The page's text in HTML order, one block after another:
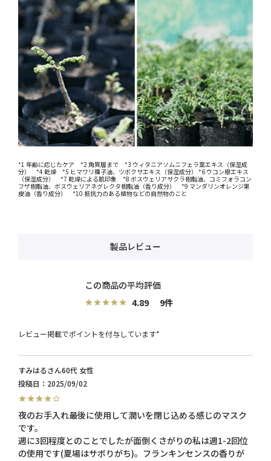
*1 年齢に応じたケア *2 角質層まで *3 ウィタニアソムニフェラ葉エキス（保湿成
分） *4 乾燥 *5 ヒマワリ種子油、ツボクサエキス（保湿成分） *6 ウコン根エキス
（保湿成分） *7 乾燥による肌印象 *8 ボスウェリアサクラ樹脂油、コミフォラコン
フザ樹脂油、ボスウェリアネグレクタ樹脂油（香り成分） *9 マンダリンオレンジ果
皮油（香り成分） *10 抵抗力のある植物などの自然物のこと
製品レビュー
4.89 9
レビュー掲載でポイントを付与しています*
すみはる 60代 女性
投稿日
2025/09/02
夜のお手入れ最後に使用して潤いを閉じ込める感じのマスク
です。
週に3回程度とのことでしたが面倒くさがりの私は週1-2回位
の使用です(夏場はサボりがち)。フランキンセンスの香りが